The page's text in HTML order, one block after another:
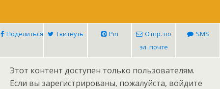
Поделиться Твитнуть Pin
Отпр. по
эл. почте
SMS
Этот контент доступен только пользователям.
Если вы зарегистрированы, пожалуйста, войдите